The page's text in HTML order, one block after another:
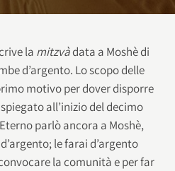
la mitzvàdata a Moshè di
d’argento. Lo scopo delle
motivo per dover disporre
all’inizio del decimo
parlò ancora a Moshè,
le farai d’argento
la comunità e per far